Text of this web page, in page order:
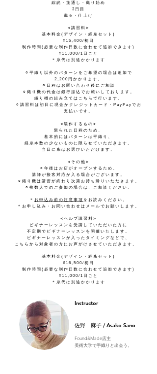
綜絖・筬通し・織り始め
3日目
織る・仕上げ
< 講習料 >
基本料金(デザイン・経糸セット)
¥15,400/初日
制作時間(必要な制作日数に合わせて追加できます)
¥11,000/1日ごと
​＊糸代は別途かかります
⚪︎平織り以外のパターンをご希望の場合は追加で
2,200円かかります。
⚪︎日程はお問い合わせ後にご相談
⚪︎織り機の代金は銀行振込でお願いしております。
織り機の組み立てはこちらで行います。
⚪︎講習料は初日に現金かクレジットカード・PayPayでお
支払いです。
< 製作するもの >
限られた日程のため、
基本的にはパターンは平織り、
​経糸本数の少ないものに限らせていただきます。
​当日に糸はお選びいただけます。
< その他 >
⚪︎午後はお店がオープンするため、
講師が接客対応が入る場合がございます。
​⚪︎織り機は講習が終わり次第お持ち帰りいただきます。
⚪︎複数人でのご参加の場合は、ご相談ください。
＊ お申込み前の注意事項 をお読みください。
​＊お申し込み・お問い合わせはメールでお願いします。
< ヘルプ講習料 >
ビギナーレッスンを受講していただいた方に
不定期でビギナーレッスンを開催いたします。
ビギナーレッスンが入ったタイミングなどで、
こちらから対象者の方にお声がけさせていただきます。
基本料金(デザイン・経糸セット)
¥16,500/初日
制作時間(必要な制作日数に合わせて追加できます)
¥11,000/1日ごと
＊糸代は別途かかります
Instructor
​佐野 麻子 / Asako Sano
Found&Made店主
​美術大学で手織りと出会う。